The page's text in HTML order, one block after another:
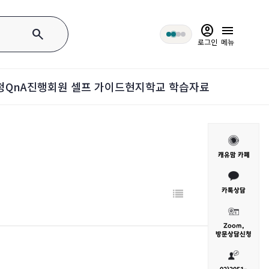
search account_circle
로그인
menu
메뉴
QnA진행회원 셀프 가이드현지학교 학습자료
캐유맘 카페
카톡상담
Zoom,
방문상담신청